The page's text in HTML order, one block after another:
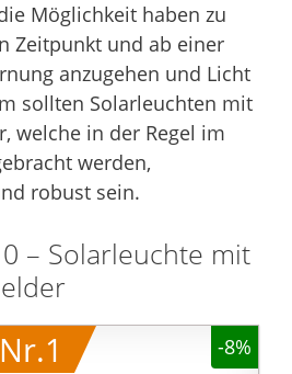
Möglichkeit haben zu
Zeitpunkt und ab einer
anzugehen und Licht
sollten Solarleuchten mit
welche in der Regel im
werden,
robust sein.
– Solarleuchte mit
-8%